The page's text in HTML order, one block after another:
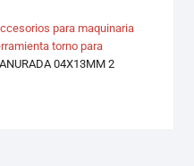
para maquinaria
torno para
04X13MM 2